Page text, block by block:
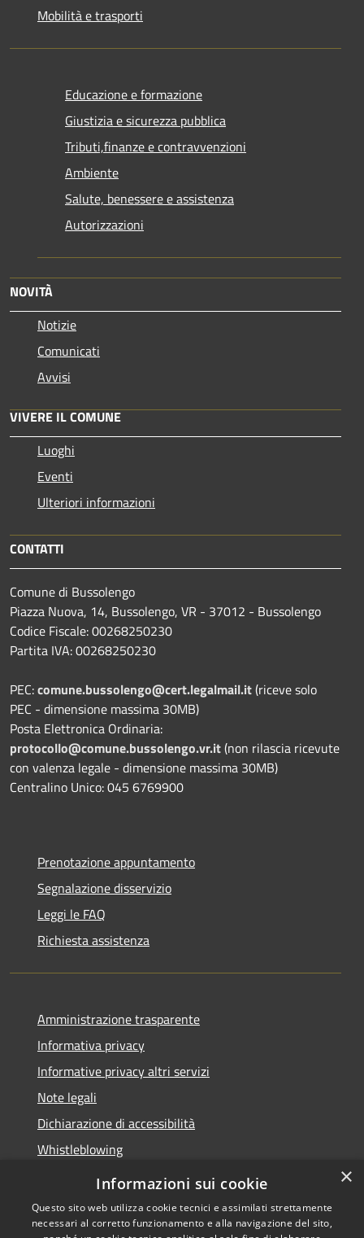
Mobilità e trasporti
Educazione e formazione
Giustizia e sicurezza pubblica
Tributi,finanze e contravvenzioni
Ambiente
Salute, benessere e assistenza
Autorizzazioni
NOVITÀ
Notizie
Comunicati
Avvisi
VIVERE IL COMUNE
Luoghi
Eventi
Ulteriori informazioni
CONTATTI
Comune di Bussolengo
Piazza Nuova, 14, Bussolengo, VR - 37012 - Bussolengo
Codice Fiscale: 00268250230
Partita IVA: 00268250230
PEC:comune.bussolengo@cert.legalmail.it(riceve solo
PEC - dimensione massima 30MB)
Posta Elettronica Ordinaria:
protocollo@comune.bussolengo.vr.it(non rilascia ricevute
con valenza legale - dimensione massima 30MB)
Centralino Unico: 045 6769900
Prenotazione appuntamento
Segnalazione disservizio
Leggi le FAQ
Richiesta assistenza
Amministrazione trasparente
Informativa privacy
Informative privacy altri servizi
Note legali
Dichiarazione di accessibilità
Whistleblowing
RSS Copyright © 2026 • Comune di
×
Informazioni sui cookie
Questo sito web utilizza cookie tecnici e assimilati strettamente
necessari al corretto funzionamento e alla navigazione del sito,